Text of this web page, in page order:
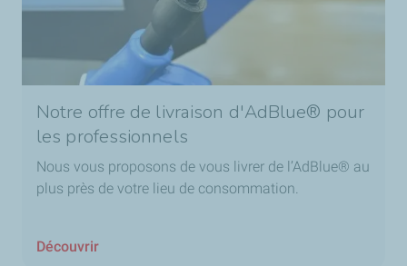
Notre offre de livraison d'AdBlue® pour
les professionnels
Nous vous proposons de vous livrer de l’AdBlue® au
plus près de votre lieu de consommation.
Découvrir